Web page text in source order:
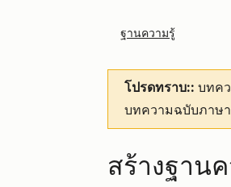
ฐานความรู้
โปรดทราบ:: บทค
บทความฉบับภาษ
สร้างฐาน